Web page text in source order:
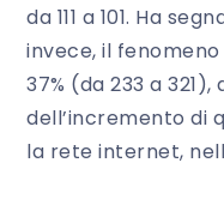
da 111 a 101. Ha
invece, il
37% (da 233 a
dell’incremento di
la rete internet,